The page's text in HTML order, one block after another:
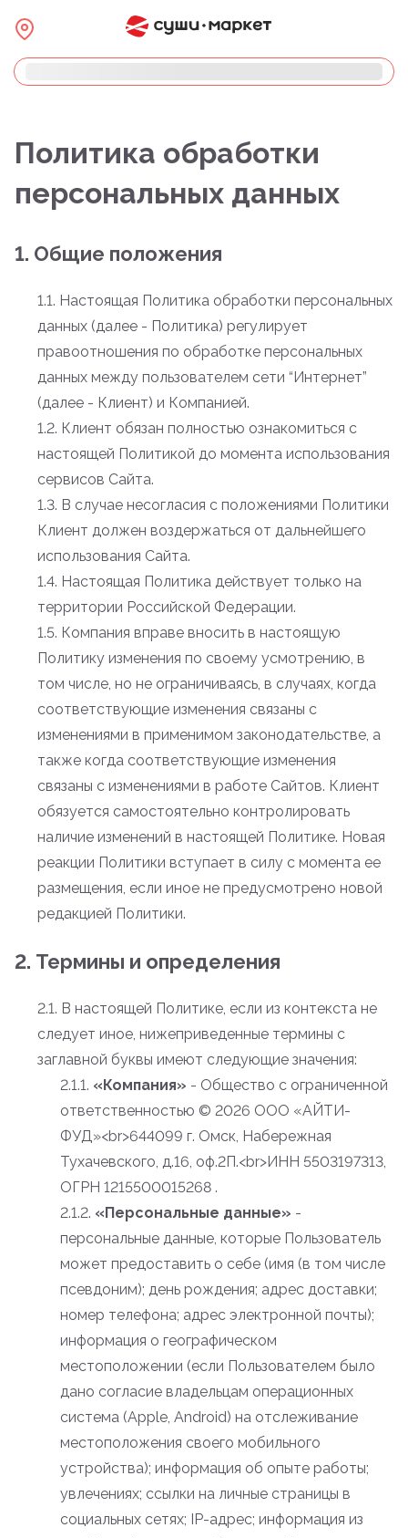
Политика обработки
персональных данных
1. Общие положения
1.1. Настоящая Политика обработки персональных
данных (далее - Политика) регулирует
правоотношения по обработке персональных
данных между пользователем сети “Интернет”
(далее - Клиент) и Компанией.
1.2. Клиент обязан полностью ознакомиться с
настоящей Политикой до момента использования
сервисов Сайта.
1.3. В случае несогласия с положениями Политики
Клиент должен воздержаться от дальнейшего
использования Сайта.
1.4. Настоящая Политика действует только на
территории Российской Федерации.
1.5. Компания вправе вносить в настоящую
Политику изменения по своему усмотрению, в
том числе, но не ограничиваясь, в случаях, когда
соответствующие изменения связаны с
изменениями в применимом законодательстве, а
также когда соответствующие изменения
связаны с изменениями в работе Сайтов. Клиент
обязуется самостоятельно контролировать
наличие изменений в настоящей Политике. Новая
реакции Политики вступает в силу с момента ее
размещения, если иное не предусмотрено новой
редакцией Политики.
2. Термины и определения
2.1. В настоящей Политике, если из контекста не
следует иное, нижеприведенные термины с
заглавной буквы имеют следующие значения:
2.1.1. «Компания» - Общество с ограниченной
ответственностью © 2026 ООО «АЙТИ-
ФУД»<br>644099 г. Омск, Набережная
Тухачевского, д.16, оф.2П.<br>ИНН 5503197313,
ОГРН 1215500015268 .
2.1.2. «Персональные данные» -
персональные данные, которые Пользователь
может предоставить о себе (имя (в том числе
псевдоним); день рождения; адрес доставки;
номер телефона; адрес электронной почты);
информация о географическом
местоположении (если Пользователем было
дано согласие владельцам операционных
система (Apple, Android) на отслеживание
местоположения своего мобильного
устройства); информация об опыте работы;
увлечениях; ссылки на личные страницы в
социальных сетях; IP-адрес; информация из